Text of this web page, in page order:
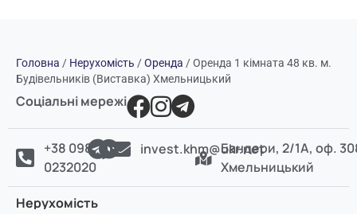
Головна / Нерухомість /Оренда /Оренда 1 кімната 48 кв. м.
Будівельників (Виставка) Хмельницький
Соціальні мережі
+38 098
0232020
invest.khm@ukr.netБандери, 2/1А, оф.
Хмельницький
Нерухомість